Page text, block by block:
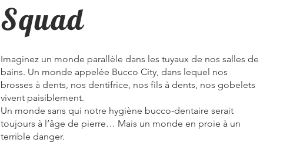
Squad
Imaginez un monde parallèle dans les tuyaux de nos salles de
bains. Un monde appelée Bucco City, dans lequel nos
brosses à dents, nos dentifrice, nos fils à dents, nos gobelets
vivent paisiblement.
Un monde sans qui notre hygiène bucco-dentaire serait
toujours à l’âge de pierre… Mais un monde en proie à un
terrible danger.